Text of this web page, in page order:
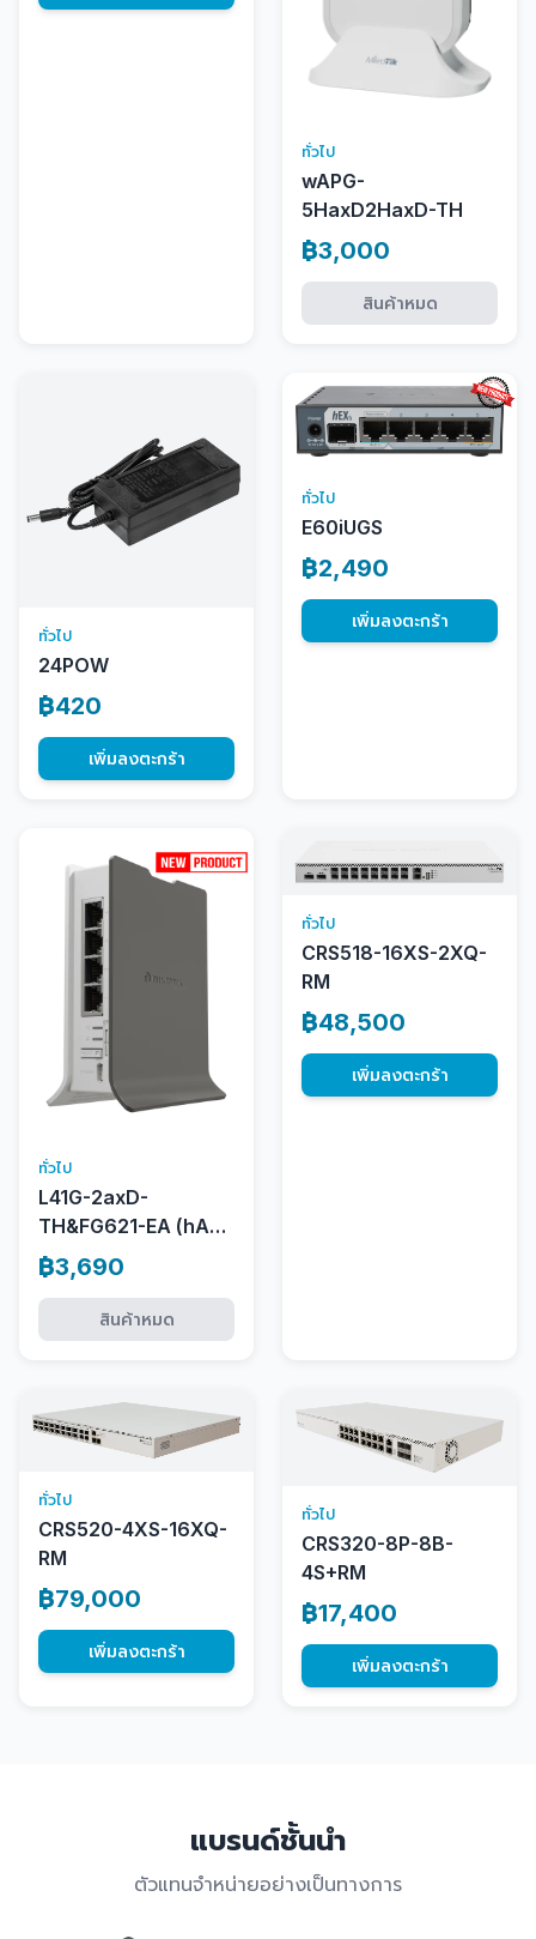
ทั่วไป
wAPG-
5HaxD2HaxD-TH
฿3,000
สินค้าหมด
ทั่วไป
24POW
฿420
เพิ่มลงตะกร้า
ทั่วไป
E60iUGS
฿2,490
เพิ่มลงตะกร้า
ทั่วไป
L41G-2axD-
TH&FG621-EA (hAP
ax lite LTE6)
฿3,690
สินค้าหมด
ทั่วไป
CRS518-16XS-2XQ-
RM
฿48,500
เพิ่มลงตะกร้า
ทั่วไป
CRS520-4XS-16XQ-
RM
฿79,000
เพิ่มลงตะกร้า
ทั่วไป
CRS320-8P-8B-
4S+RM
฿17,400
เพิ่มลงตะกร้า
แบรนด์ชั้นนำ
ตัวแทนจำหน่ายอย่างเป็นทางการ